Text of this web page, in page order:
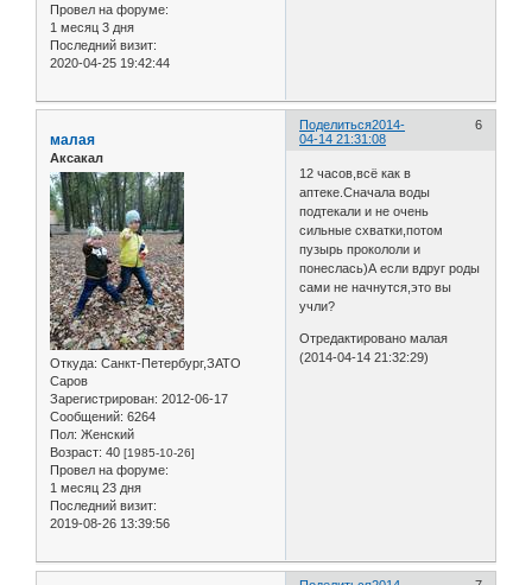
Провел на форуме:
1 месяц 3 дня
Последний визит:
2020-04-25 19:42:44
Поделиться 6
2014-
04-14 21:31:08
малая
Аксакал
Откуда: Санкт-Петербург,ЗАТО
Саров
Зарегистрирован: 2012-06-17
Сообщений: 6264
Пол: Женский
Возраст: 40 [1985-10-26]
Провел на форуме:
1 месяц 23 дня
Последний визит:
2019-08-26 13:39:56
12 часов,всё как в
аптеке.Сначала воды
подтекали и не очень
сильные схватки,потом
пузырь прокололи и
понеслась)А если вдруг роды
сами не начнутся,это вы
учли?
Отредактировано малая
(2014-04-14 21:32:29)